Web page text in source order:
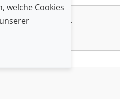
you an e-mail.
welche Cookies